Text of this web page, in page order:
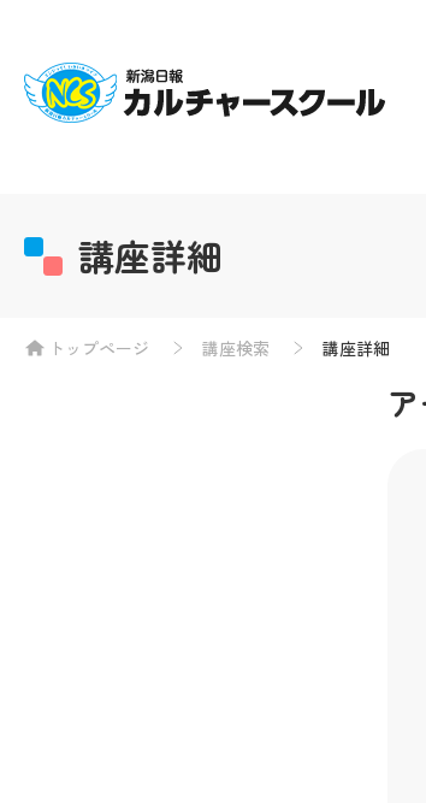
講座詳細
トップページ 講座検索 講座詳細